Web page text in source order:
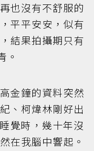
也沒有不舒服的
平平安安，似有
結果拍攝期只有
。
金鐘的資料突然
、柯煒林剛好出
覺時，幾十年沒
在我腦中響起。